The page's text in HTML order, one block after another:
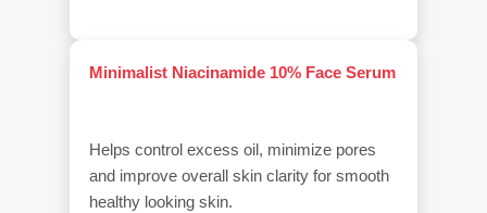
Minimalist Niacinamide 10% Face Serum
Helps control excess oil, minimize pores
and improve overall skin clarity for smooth
healthy looking skin.